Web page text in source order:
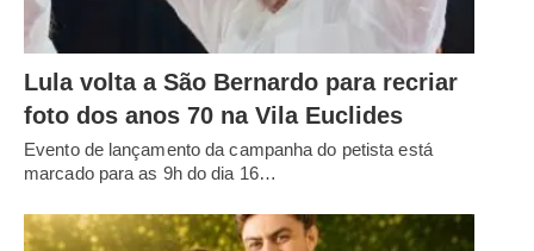
Lula volta a São Bernardo para recriar
foto dos anos 70 na Vila Euclides
Evento de lançamento da campanha do petista está
marcado para as 9h do dia 16…